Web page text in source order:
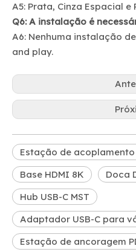
A5: Prata, Cinza Espacial e
Q6: A instalação é
A6: Nenhuma instalação
and play.
Estação de acoplamento
Base HDMI 8K
Doca
Hub USB-C MST
Adaptador USB-C para
Estação de ancoragem